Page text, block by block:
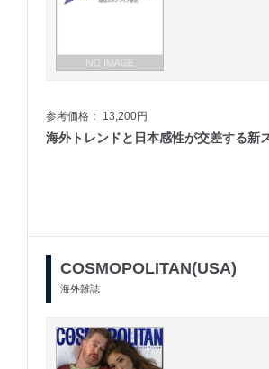
参考価格： 13,200円
海外トレンドと日本感性が交差する新
COSMOPOLITAN(USA)
海外雑誌